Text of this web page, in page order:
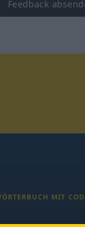
Feedback
MIT